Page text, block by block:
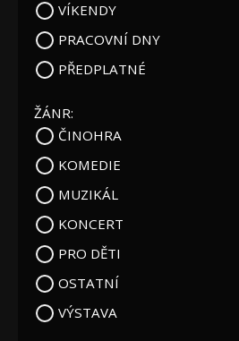
VÍKENDY
PRACOVNÍ DNY
PŘEDPLATNÉ
ŽÁNR:
ČINOHRA
KOMEDIE
MUZIKÁL
KONCERT
PRO DĚTI
OSTATNÍ
VÝSTAVA